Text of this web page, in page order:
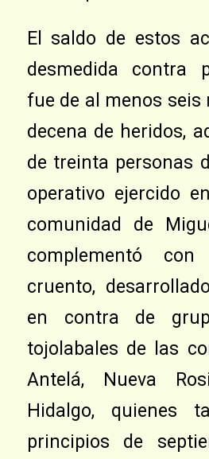
El saldo de estos
desmedida contra
fue de al menos seis
decena de heridos,
de treinta personas
operativo ejercido
comunidad de
complementó
cruento,
en contra de
tojolabales de las
Antelá, Nueva
Hidalgo, quienes
principios de